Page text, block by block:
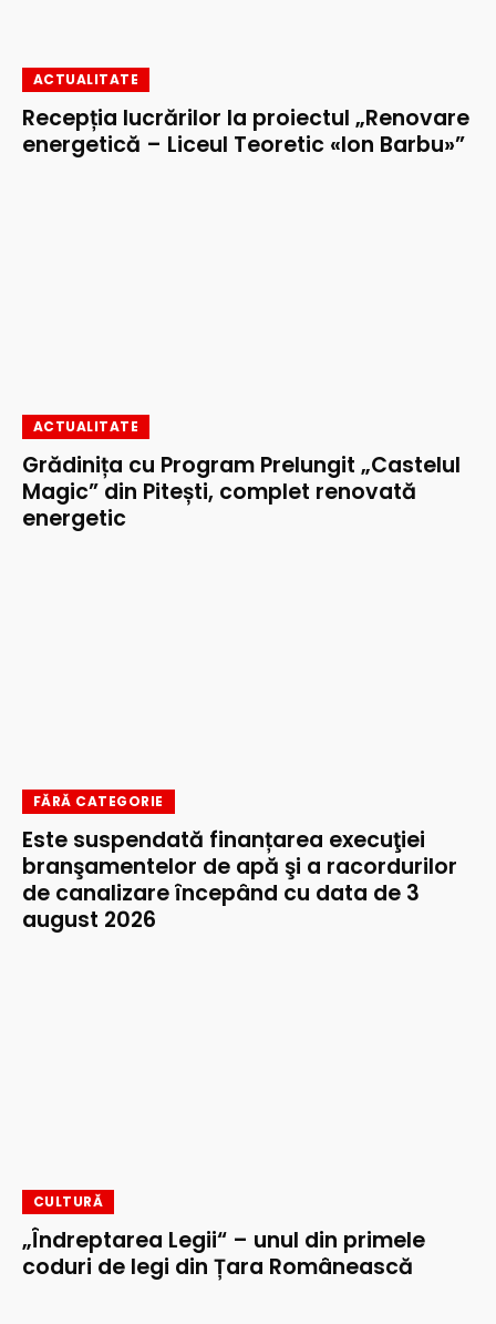
ACTUALITATE
Recepția lucrărilor la proiectul „Renovare
energetică – Liceul Teoretic «Ion Barbu»”
ACTUALITATE
Grădinița cu Program Prelungit „Castelul
Magic” din Pitești, complet renovată
energetic
FĂRĂ CATEGORIE
Este suspendată finanțarea execuţiei
branşamentelor de apă şi a racordurilor
de canalizare începând cu data de 3
august 2026
CULTURĂ
„Îndreptarea Legii“ – unul din primele
coduri de legi din Țara Românească